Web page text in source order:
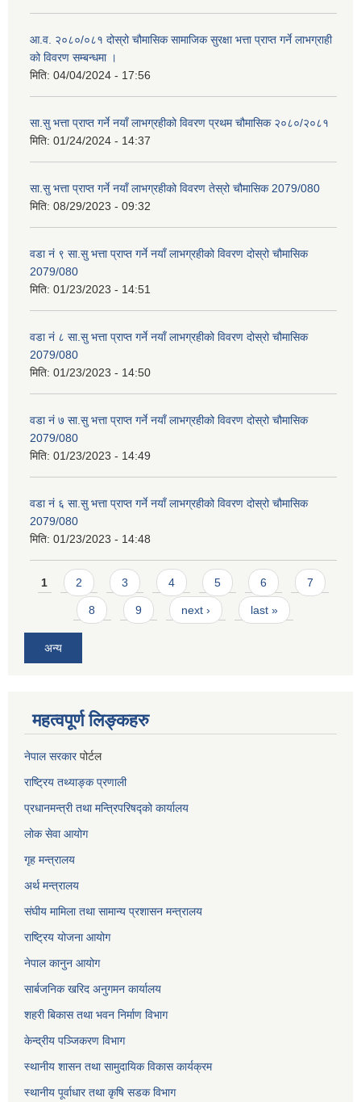
आ.व. २०८०/०८१ दोस्रो चौमासिक सामाजिक सुरक्षा भत्ता प्राप्त गर्ने लाभग्राही
को विवरण सम्बन्धमा ।
मिति: 04/04/2024 - 17:56
सा.सु भत्ता प्राप्त गर्ने नयाँ लाभग्रहीको विवरण प्रथम चौमासिक २०८०/२०८१
मिति: 01/24/2024 - 14:37
सा.सु भत्ता प्राप्त गर्ने नयाँ लाभग्रहीको विवरण तेस्रो चौमासिक 2079/080
मिति: 08/29/2023 - 09:32
वडा नं ९ सा.सु भत्ता प्राप्त गर्ने नयाँ लाभग्रहीको विवरण दोस्रो चौमासिक
2079/080
मिति: 01/23/2023 - 14:51
वडा नं ८ सा.सु भत्ता प्राप्त गर्ने नयाँ लाभग्रहीको विवरण दोस्रो चौमासिक
2079/080
मिति: 01/23/2023 - 14:50
वडा नं ७ सा.सु भत्ता प्राप्त गर्ने नयाँ लाभग्रहीको विवरण दोस्रो चौमासिक
2079/080
मिति: 01/23/2023 - 14:49
वडा नं ६ सा.सु भत्ता प्राप्त गर्ने नयाँ लाभग्रहीको विवरण दोस्रो चौमासिक
2079/080
मिति: 01/23/2023 - 14:48
Pages
1 2 3 4 5 6 7
8 9 next › last »
अन्य
महत्वपूर्ण लिङ्कहरु
नेपाल सरकारपोर्टल
राष्ट्रिय तथ्याङ्क प्रणाली
प्रधानमन्त्री तथा मन्त्रिपरिषद्को कार्यालय
लोक सेवाआयोग
गृह मन्त्रालय
अर्थ मन्त्रालय
संघीय मामिला तथा सामान्य प्रशासन मन्त्रालय
राष्ट्रिय योजना आयोग
नेपाल कानुन आयोग
सार्बजनिक खरिद अनुगमन कार्यालय
शहरी बिकास तथा भवन निर्माण विभाग
केन्द्रीय पञ्जिकरण विभाग
स्थानीय शासन तथा सामुदायिक विकास कार्यक्रम
स्थानीय पूर्वाधार तथा कृषि सडक विभाग